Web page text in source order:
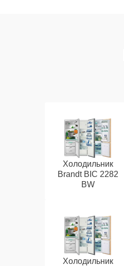
Холодильник
Brandt BIC 2282
BW
Холодильник